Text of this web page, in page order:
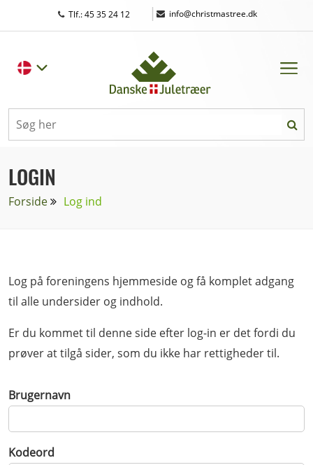
Tlf.: 45 35 24 12 | info@christmastree.dk
LOGIN
Forside Log ind
Log på foreningens hjemmeside og få komplet adgang
til alle undersider og indhold.
Er du kommet til denne side efter log-in er det fordi du
prøver at tilgå sider, som du ikke har rettigheder til.
Brugernavn
Kodeord